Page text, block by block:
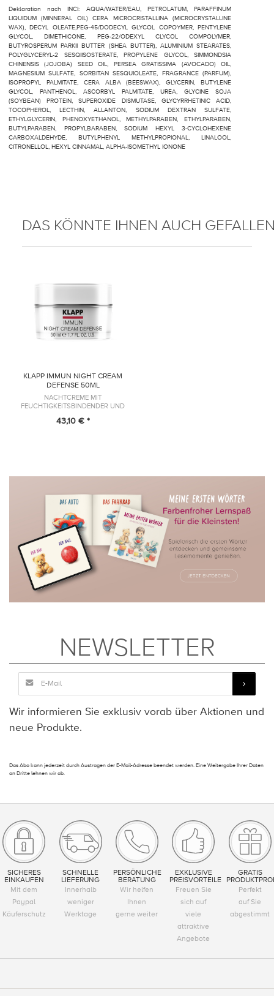
Deklaration nach INCI: AQUA/WATER/EAU, PETROLATUM, PARAFFINUM
LIQUIDUM (MINNERAL OIL) CERA MICROCRISTALLINA (MICROCRYSTALLINE
WAX), DECYL OLEATE,PEG-45/DODECYL GLYCOL COPOYMER, PENTYLENE
GLYCOL, DIMETHICONE, PEG-22/ODEXYL CLYCOL COMPOLYMER,
BUTYROSPERUM PARKII BUTTER (SHEA BUTTER), ALUMINIUM STEARATES,
POLYGLYCERYL-2 SESQIISOSTERATE, PROPYLENE GLYCOL, SIMMONDSIA
CHINENSIS (JOJOBA) SEED OIL, PERSEA GRATISSIMA (AVOCADO) OIL,
MAGNESIUM SULFATE, SORBITAN SESQUIOLEATE, FRAGRANCE (PARFUM),
ISOPROPYL PALMITATE, CERA ALBA (BEESWAX), GLYCERIN, BUTYLENE
GLYCOL, PANTHENOL, ASCORBYL PALMITATE, UREA, GLYCINE SOJA
(SOYBEAN) PROTEIN, SUPEROXIDE DISMUTASE, GLYCYRRHETINIC ACID,
TOCOPHEROL, LECTHIN, ALLANTON, SODIUM DEXTRAN SULFATE,
ETHYLGLYCERIN, PHENOXYETHANOL, METHYLPARABEN, ETHYLPARABEN,
BUTYLPARABEN, PROPYLBARABEN, SODIUM HEXYL 3-CYCLOHEXENE
CARBOXALDEHYDE, BUTYLPHENYL METHYLPROPIONAL, LINALOOL,
CITRONELLOL, HEXYL CINNAMAL, ALPHA-ISOMETHYL IONONE
DAS KÖNNTE IHNEN AUCH
KLAPP IMMUN NIGHT CREAM
DEFENSE 50ML
NACHTCREME MIT
FEUCHTIGKEITSBINDENDER UND
43,10 € *
NEWSLETTER
Wir informieren Sie exklusiv vorab über Aktionen und
neue Produkte.
Das Abo kann jederzeit durch Austragen der E-Mail-Adresse beendet werden. Eine Weitergabe Ihrer Daten
an Dritte lehnen wir ab.
SICHERES
EINKAUFEN
Mit dem
Paypal
Käuferschutz
SCHNELLE
LIEFERUNG
Innerhalb
weniger
Werktage
PERSÖNLICHE
BERATUNG
Wir helfen
Ihnen
gerne weiter
EXKLUSIVE
PREISVORTEILE
Freuen Sie
sich auf
viele
attraktive
Angebote
GRATIS
Perfekt
auf Sie
abgestimmt